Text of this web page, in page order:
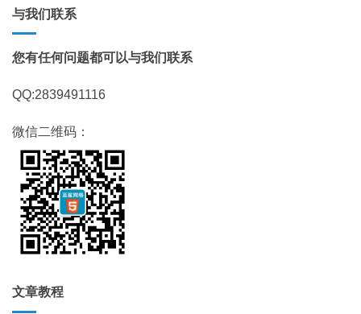
与我们联系
您有任何问题都可以与我们联系
QQ:2839491116
微信二维码：
文章教程